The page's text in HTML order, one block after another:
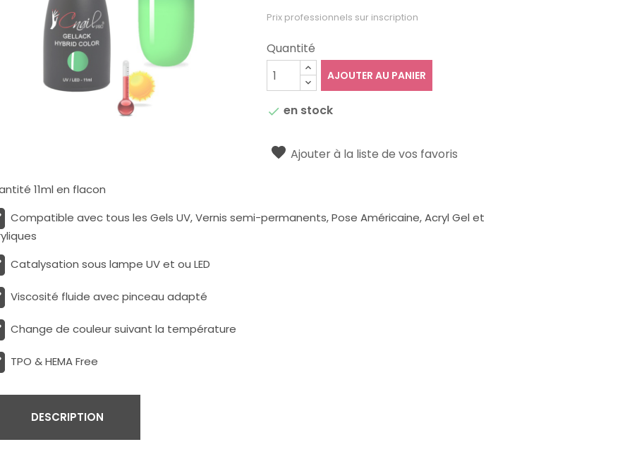
Prix professionnels sur inscription
Quantité
AJOUTER AU PANIER
 en stock
Ajouter à la liste de vos favoris
11ml en flacon
Compatible avec tous les Gels UV, Vernis semi-permanents, Pose Américaine, Acryl Gel et
Catalysation sous lampe UV et ou LED
Viscosité fluide avec pinceau adapté
Change de couleur suivant la température
TPO & HEMA Free
DESCRIPTION